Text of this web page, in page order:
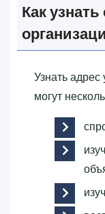
Как
Узнать
могут